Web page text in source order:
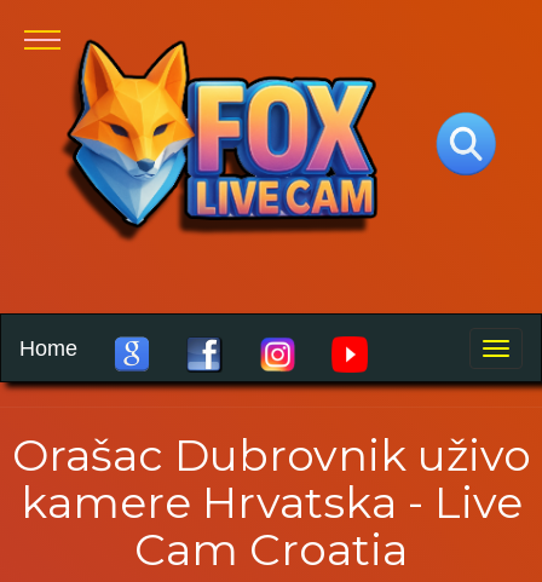
Toggle
Home
Orašac Dubrovnik uživo
kamere Hrvatska - Live
Cam Croatia